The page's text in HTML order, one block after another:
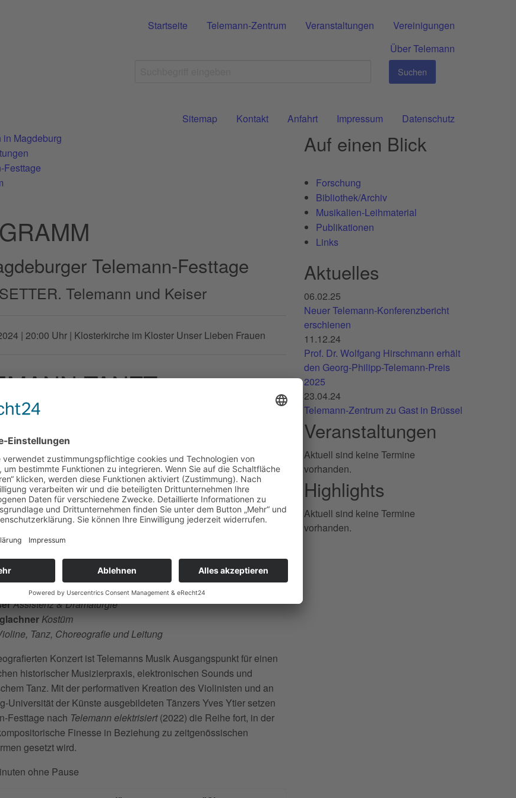
Startseite Telemann-Zentrum Veranstaltungen
Vereinigungen
Über Telemann
Suchen
Sitemap Kontakt Anfahrt Impressum Datenschutz
in Magdeburg
Festtage
Telemann-Festtage
Telemann und Keiser
| 20:00 Uhr | Klosterkirche im Kloster Unser Lieben Frauen
TANZT
Fantasie nach Musik von Georg Phillip Telemann
©Vincenzo Laera
Danzante
Traversflöte
Cembalo
Violoncello & Viola da gamba
Elektronik
Assistenz & Dramaturgie
Kostüm
Tanz, Choreografie und Leitung
Konzert ist Telemanns Musik Ausgangspunkt für einen
historischer Musizierpraxis, elektronischen Sounds und
Tanz. Mit der performativen Kreation des Violinisten und an
Universität der Künste ausgebildeten Tänzers Yves Ytier setzen
Festtage nach Telemann elektrisiert(2022) die Reihe fort, in der
Finesse in Beziehung zu zeitgenössischen
gesetzt wird.
ohne Pause
Auf einen Blick
Forschung
Bibliothek/Archiv
Musikalien-Leihmaterial
Publikationen
Links
Aktuelles
06.02.25
Neuer Telemann-Konferenzbericht
erschienen
11.12.24
Prof. Dr. Wolfgang Hirschmann erhält
den Georg-Philipp-Telemann-Preis
2025
23.04.24
Telemann-Zentrum zu Gast in Brüssel
Veranstaltungen
Aktuell sind keine Termine
vorhanden.
Highlights
Aktuell sind keine Termine
vorhanden.